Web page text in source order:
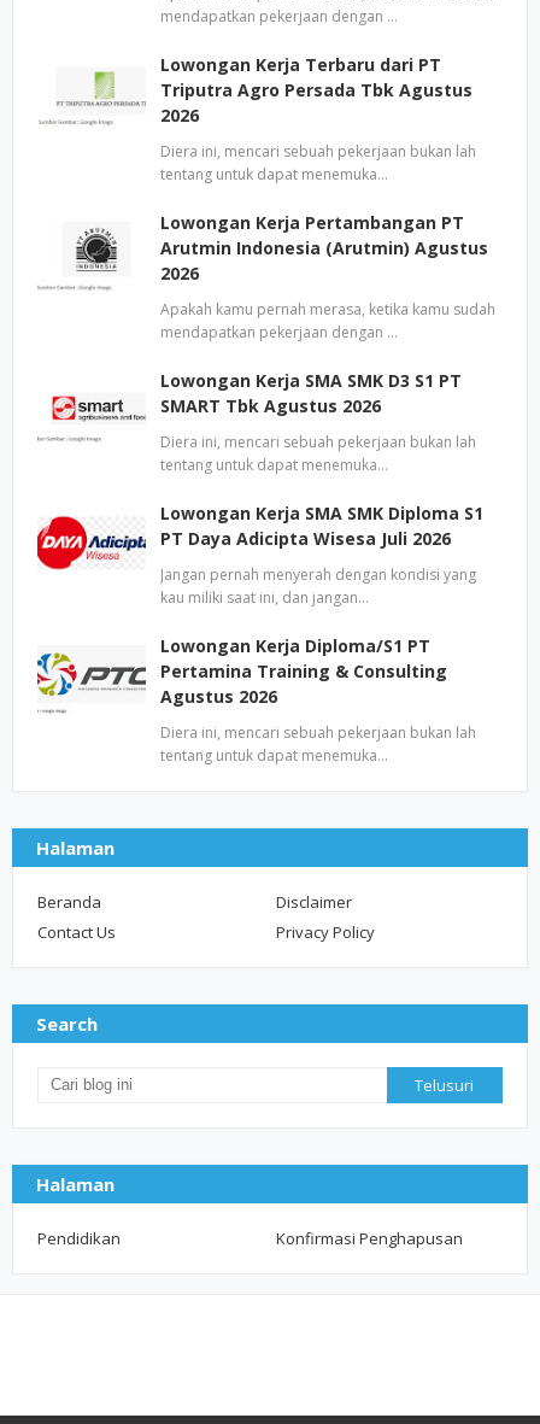
mendapatkan pekerjaan dengan …
Lowongan Kerja Terbaru dari PT
Triputra Agro Persada Tbk Agustus
2026
Diera ini, mencari sebuah pekerjaan bukan lah
tentang untuk dapat menemuka…
Lowongan Kerja Pertambangan PT
Arutmin Indonesia (Arutmin) Agustus
2026
Apakah kamu pernah merasa, ketika kamu sudah
mendapatkan pekerjaan dengan …
Lowongan Kerja SMA SMK D3 S1 PT
SMART Tbk Agustus 2026
Diera ini, mencari sebuah pekerjaan bukan lah
tentang untuk dapat menemuka…
Lowongan Kerja SMA SMK Diploma S1
PT Daya Adicipta Wisesa Juli 2026
Jangan pernah menyerah dengan kondisi yang
kau miliki saat ini, dan jangan…
Lowongan Kerja Diploma/S1 PT
Pertamina Training & Consulting
Agustus 2026
Diera ini, mencari sebuah pekerjaan bukan lah
tentang untuk dapat menemuka…
Halaman
Beranda
Disclaimer
Contact Us
Privacy Policy
Search
Halaman
Pendidikan Konfirmasi Penghapusan